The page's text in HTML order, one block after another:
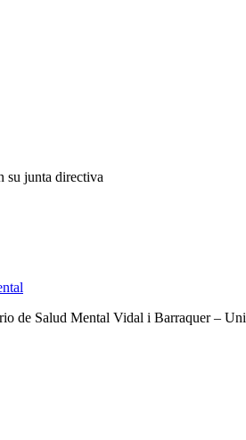
su junta directiva
de Salud Mental Vidal i Barraquer –